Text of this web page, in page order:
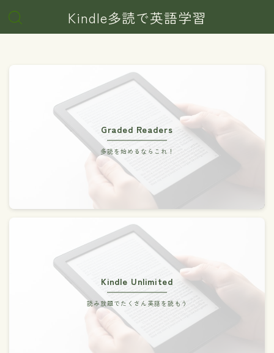
Kindle多読で英語学習
多読を始めるならこれ！
Graded Readers
読み放題でたくさん英語を読もう
Kindle Unlimited